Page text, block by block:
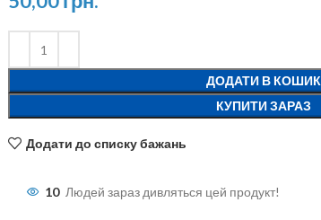
ДОДАТИ В КОШИК
КУПИТИ ЗАРАЗ
Додати до списку бажань
10 Людей зараз дивляться цей продукт!